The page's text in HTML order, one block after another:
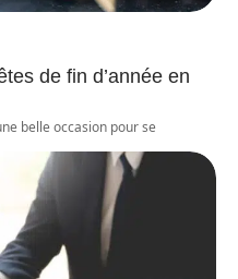
de fin d’année en
belle occasion pour se